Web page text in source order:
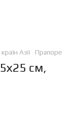
Азії Прапорець
см,